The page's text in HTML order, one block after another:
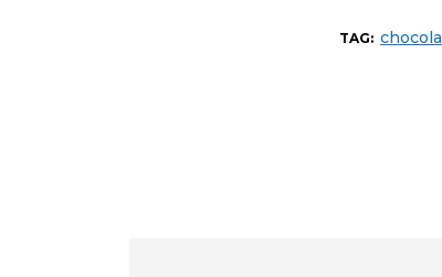
TAG: